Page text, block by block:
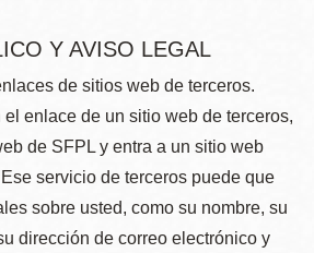
Y AVISO LEGAL
de sitios web de terceros.
enlace de un sitio web de terceros,
de SFPL y entra a un sitio web
servicio de terceros puede que
sobre usted, como su nombre, su
dirección de correo electrónico y